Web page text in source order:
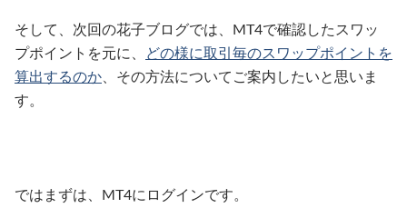
そして、次回の花子ブログでは、MT4で確認したスワッ
プポイントを元に、
どの様に取引毎のスワップポイントを
算出するのか 、その方法についてご案内したいと思いま
す。
ではまずは、MT4にログインです。